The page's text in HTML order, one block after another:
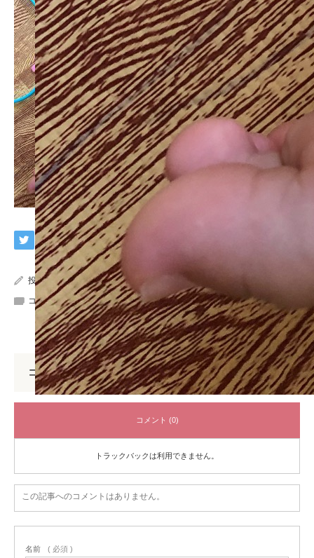
投稿者: wpmaster
コメント:0
コメント
コメント (0)
トラックバックは利用できません。
この記事へのコメントはありません。
名前 ( 必須 )